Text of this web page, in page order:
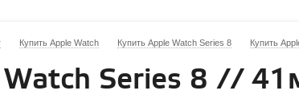
Купить Apple Watch Купить Apple Watch Series 8 Купить
Series 8 //